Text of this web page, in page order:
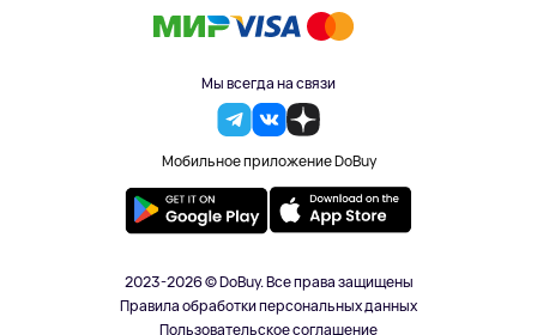
Мы всегда на связи
Мобильное приложение DoBuy
2023-2026 © DoBuy. Все права защищены
Правила обработки персональных данных
Пользовательское соглашение